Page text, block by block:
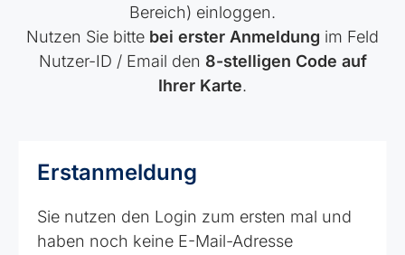
Bereich) einloggen.
Nutzen Sie bitte bei erster Anmeldung im Feld
Nutzer-ID / Email den 8-stelligen Code auf
Ihrer Karte.
Erstanmeldung
Sie nutzen den Login zum ersten mal und
haben noch keine E-Mail-Adresse